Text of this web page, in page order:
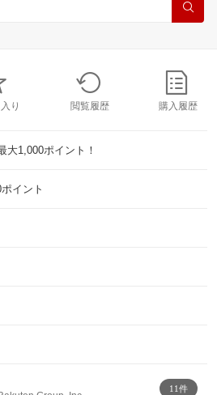
11件
り 閲覧履歴 購入履歴
大1,000ポイント！
イント